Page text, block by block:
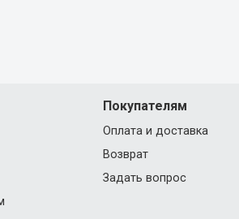
Покупателям
Оплата и доставка
Возврат
Задать вопрос